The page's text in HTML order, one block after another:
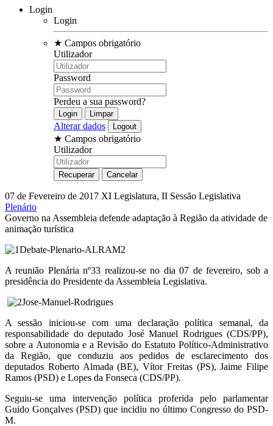
Login
Login
★ Campos obrigatório
Utilizador
Password
Perdeu a sua password?
Alterar dados
★ Campos obrigatório
Utilizador
07 de Fevereiro de 2017 XI Legislatura, II Sessão Legislativa
Plenário
Governo na Assembleia defende adaptação à Região da atividade de
animação turística
A reunião Plenária nº33 realizou-se no dia 07 de fevereiro, sob a
presidência do Presidente da Assembleia Legislativa.
A sessão iniciou-se com uma declaração política semanal, da
responsabilidade do deputado José Manuel Rodrigues (CDS/PP),
sobre a Autonomia e a Revisão do Estatuto Político-Administrativo
da Região, que conduziu aos pedidos de esclarecimento dos
deputados Roberto Almada (BE), Vítor Freitas (PS), Jaime Filipe
Ramos (PSD) e Lopes da Fonseca (CDS/PP).
Seguiu-se uma intervenção política proferida pelo parlamentar
Guido Gonçalves (PSD) que incidiu no último Congresso do PSD-
M.